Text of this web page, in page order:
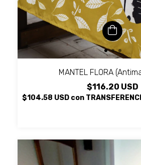
MANTEL FLORA
$116.20 USD
$104.58 USD con